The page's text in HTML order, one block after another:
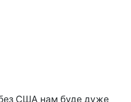
США нам буде дуже